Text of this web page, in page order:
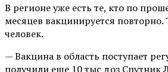
В регионе уже есть те, кто по
месяцев вакцинируется повторно.
человек.
— Вакцина в область поступает
получили еще 10 тыс доз Спутник